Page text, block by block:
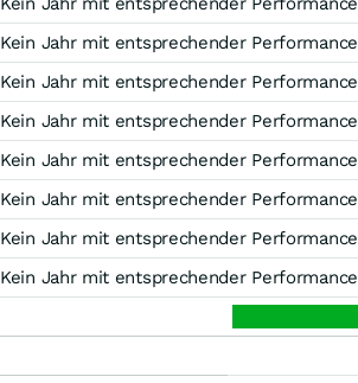
Kein Jahr mit entsprechender Performance
Kein Jahr mit entsprechender Performance
Kein Jahr mit entsprechender Performance
Kein Jahr mit entsprechender Performance
Kein Jahr mit entsprechender Performance
Kein Jahr mit entsprechender Performance
Kein Jahr mit entsprechender Performance